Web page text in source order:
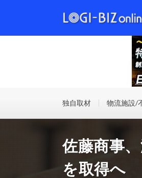
独自取材 物流施設/
佐藤商事
を取得へ